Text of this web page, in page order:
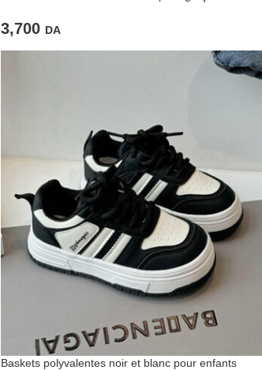
3,700 DA
Baskets polyvalentes noir et blanc pour enfants